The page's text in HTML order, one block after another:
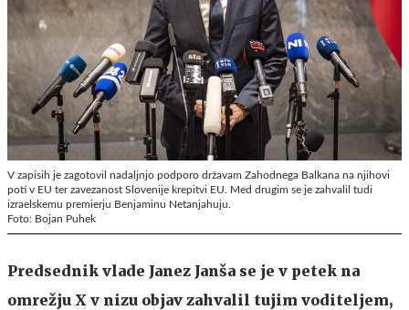
V zapisih je zagotovil nadaljnjo podporo državam Zahodnega Balkana na njihovi
poti v EU ter zavezanost Slovenije krepitvi EU. Med drugim se je zahvalil tudi
izraelskemu premierju Benjaminu Netanjahuju.
Foto: Bojan Puhek
Predsednik vlade Janez Janša se je v petek na
omrežju X v nizu objav zahvalil tujim voditeljem,